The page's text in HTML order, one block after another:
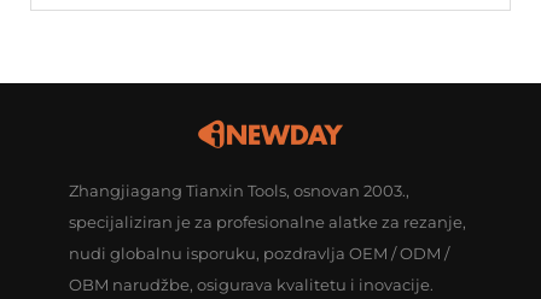
Zhangjiagang Tianxin Tools, osnovan 2003.,
specijaliziran je za profesionalne alatke za rezanje,
nudi globalnu isporuku, pozdravlja OEM / ODM /
OBM narudžbe, osigurava kvalitetu i inovacije.